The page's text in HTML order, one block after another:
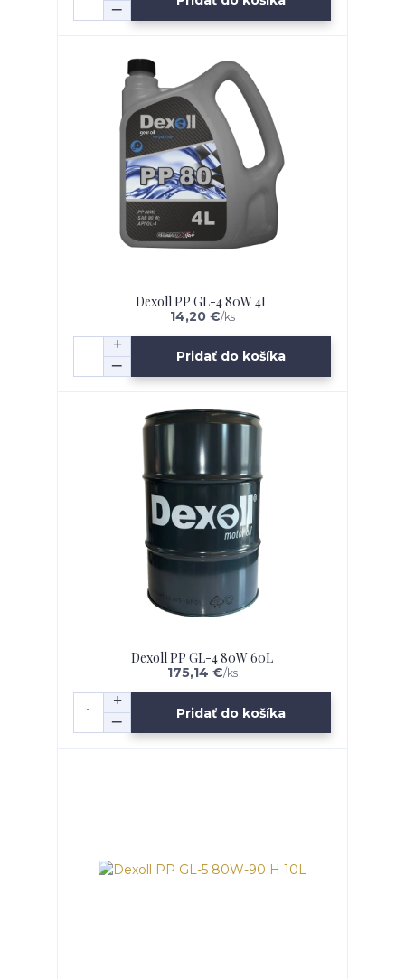
Dexoll PP GL-4 80W 4L
14,20 €/ks
Pridať do košíka
Dexoll PP GL-4 80W 60L
175,14 €/ks
Pridať do košíka